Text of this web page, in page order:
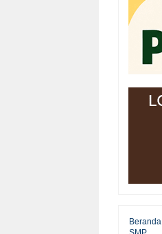
Beranda